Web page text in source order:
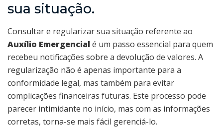
sua situação.
Consultar e regularizar sua situação referente ao
Auxílio Emergencial é um passo essencial para quem
recebeu notificações sobre a devolução de valores. A
regularização não é apenas importante para a
conformidade legal, mas também para evitar
complicações financeiras futuras. Este processo pode
parecer intimidante no início, mas com as informações
corretas, torna-se mais fácil gerenciá-lo.